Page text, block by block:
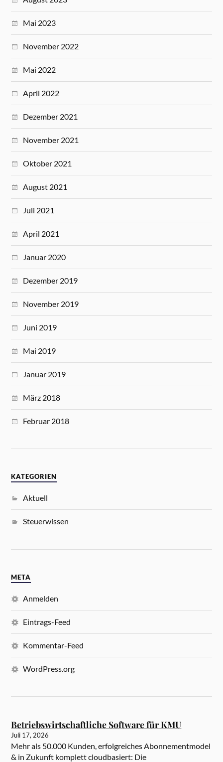
Mai 2023
November 2022
Mai 2022
April 2022
Dezember 2021
November 2021
Oktober 2021
August 2021
Juli 2021
April 2021
Januar 2020
Dezember 2019
November 2019
Juni 2019
Mai 2019
Januar 2019
März 2018
Februar 2018
KATEGORIEN
Aktuell
Steuerwissen
META
Anmelden
Eintrags-Feed
Kommentar-Feed
WordPress.org
Betriebswirtschaftliche Software für KMU
Juli 17, 2026
Mehr als 50.000 Kunden, erfolgreiches Abonnementmodel
& in Zukunft komplett cloudbasiert: Die